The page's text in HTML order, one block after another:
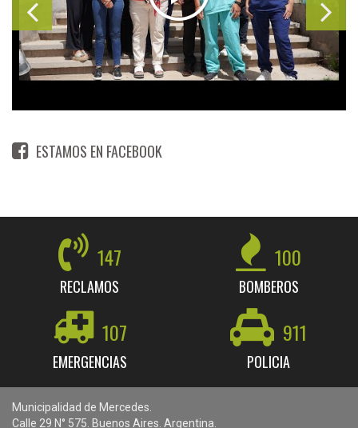
ESTAMOS EN FACEBOOK
147
RECLAMOS
100
BOMBEROS
107
EMERGENCIAS
911
POLICIA
Municipalidad de Mercedes.
Calle 29 N° 575. Buenos Aires. Argentina.